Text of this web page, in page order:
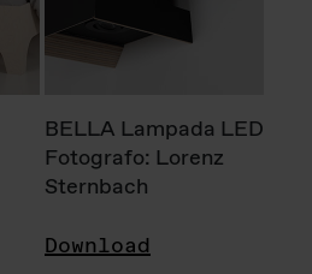
BELLA Lampada LED
Fotografo: Lorenz
Sternbach
Download